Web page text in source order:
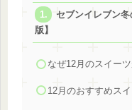
セブンイレブン
版】
なぜ12月のスイー
12月のおすすめス